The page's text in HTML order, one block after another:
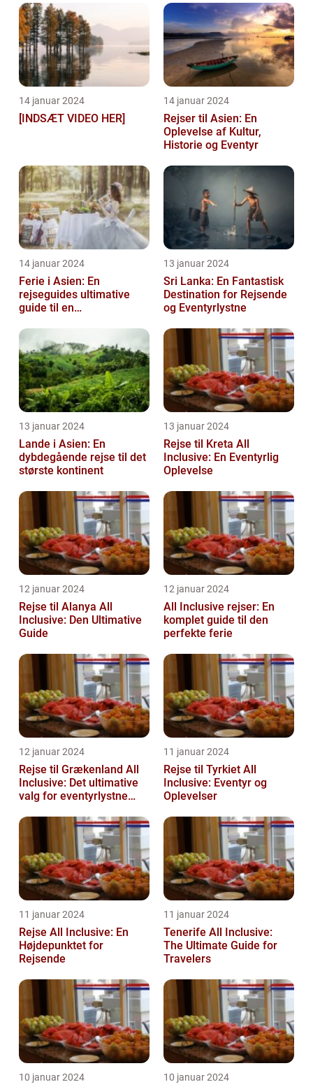
14 januar 2024
[INDSÆT VIDEO HER]
14 januar 2024
Rejser til Asien: En
Oplevelse af Kultur,
Historie og Eventyr
14 januar 2024
Ferie i Asien: En
rejseguides ultimative
guide til en
rejseoplevelse
13 januar 2024
Sri Lanka: En Fantastisk
Destination for Rejsende
og Eventyrlystne
13 januar 2024
Lande i Asien: En
dybdegående rejse til det
største kontinent
13 januar 2024
Rejse til Kreta All
Inclusive: En Eventyrlig
Oplevelse
12 januar 2024
Rejse til Alanya All
Inclusive: Den Ultimative
Guide
12 januar 2024
All Inclusive rejser: En
komplet guide til den
perfekte ferie
12 januar 2024
Rejse til Grækenland All
Inclusive: Det ultimative
valg for eventyrlystne
11 januar 2024
Rejse til Tyrkiet All
Inclusive: Eventyr og
Oplevelser
11 januar 2024
Rejse All Inclusive: En
Højdepunktet for
Rejsende
11 januar 2024
Tenerife All Inclusive:
The Ultimate Guide for
Travelers
10 januar 2024 10 januar 2024